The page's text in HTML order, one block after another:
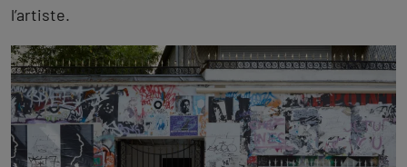
l’artiste.